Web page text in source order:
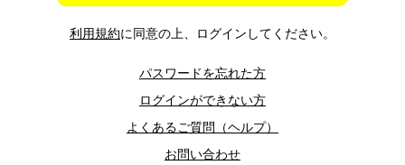
利用規約に同意の上、ログインしてください。
パスワードを忘れた方
ログインができない方
よくあるご質問（ヘルプ）
お問い合わせ